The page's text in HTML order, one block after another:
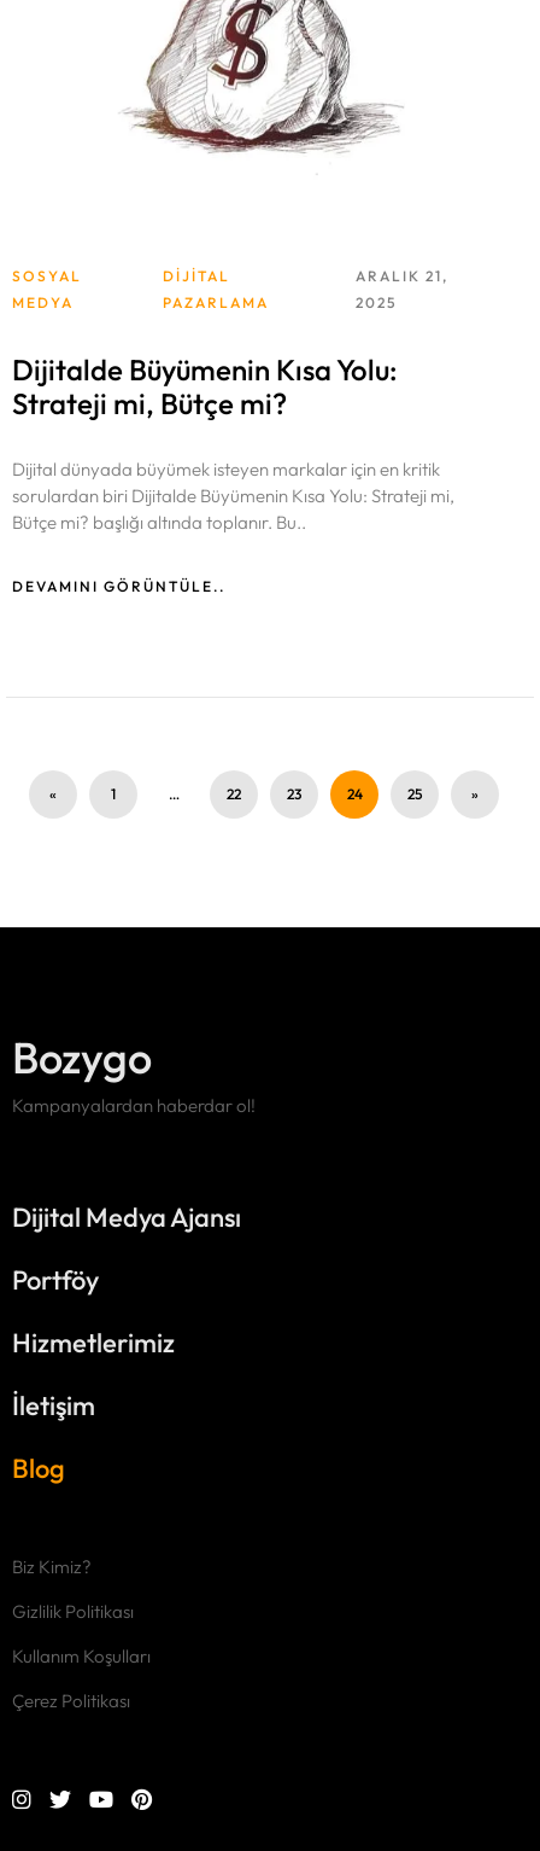
SOSYAL
MEDYA
DIJITAL
PAZARLAMA
ARALIK 21,
2025
Dijitalde Büyümenin Kısa Yolu:
Strateji mi, Bütçe mi?
Dijital dünyada büyümek isteyen markalar için en kritik
sorulardan biri Dijitalde Büyümenin Kısa Yolu: Strateji mi,
Bütçe mi? başlığı altında toplanır. Bu..
DEVAMINI GÖRÜNTÜLE..
« 1 … 22 23 24 25 »
Bozygo
Kampanyalardan haberdar ol!
Dijital Medya Ajansı
Portföy
Hizmetlerimiz
İletişim
Blog
Biz Kimiz?
Gizlilik Politikası
Kullanım Koşulları
Çerez Politikası